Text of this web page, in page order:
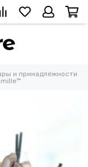
и принадлежности